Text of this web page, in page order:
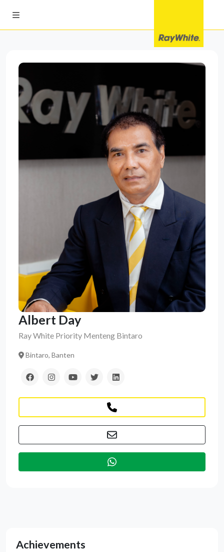
Albert Day
Ray White Priority Menteng Bintaro
Bintaro, Banten
Achievements